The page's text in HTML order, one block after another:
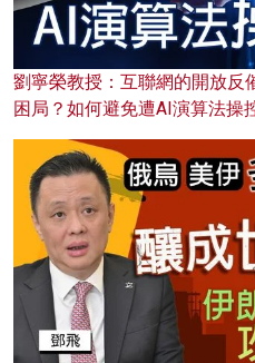
劉寧榮教授：互聯網的開放反
困局？如何避免遭AI演算法操